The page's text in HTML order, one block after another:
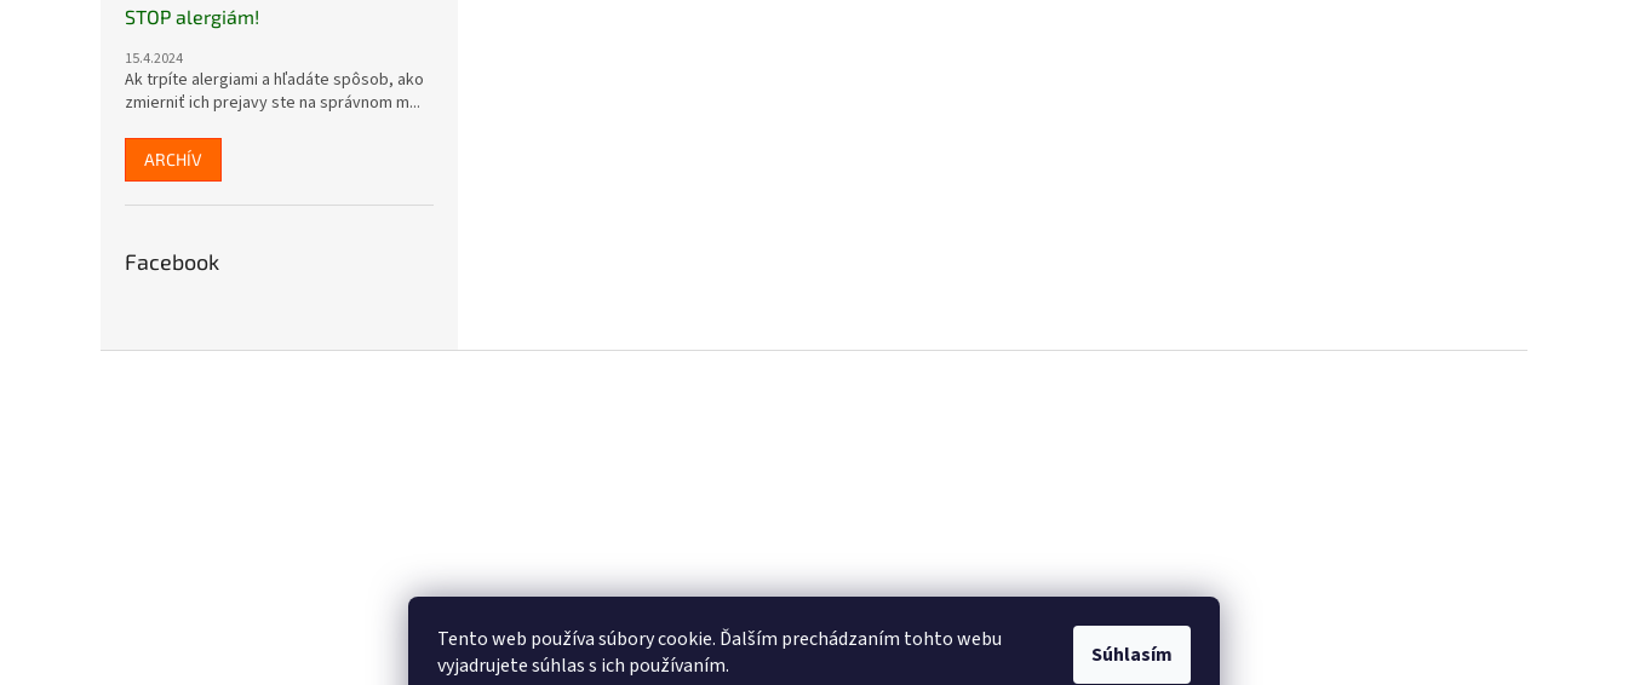
Tento web používa súbory cookie. Ďalším prechádzaním tohto webu
vyjadrujete súhlas s ich používaním.
Súhlasím
STOP alergiám!
15.4.2024
Ak trpíte alergiami a hľadáte spôsob, ako
zmierniť ich prejavy ste na správnom m...
ARCHÍV
Facebook
Reklamačný poriadok Obchodné podmienky Kontakty